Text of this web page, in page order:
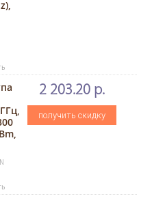
2 203.20 р.
получить скидку